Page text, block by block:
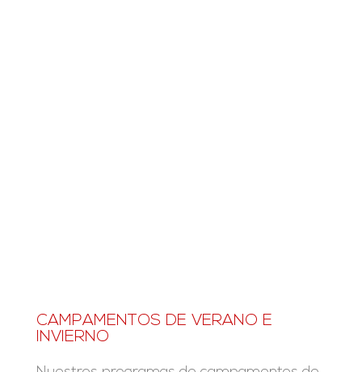
CAMPAMENTOS DE VERANO E
INVIERNO